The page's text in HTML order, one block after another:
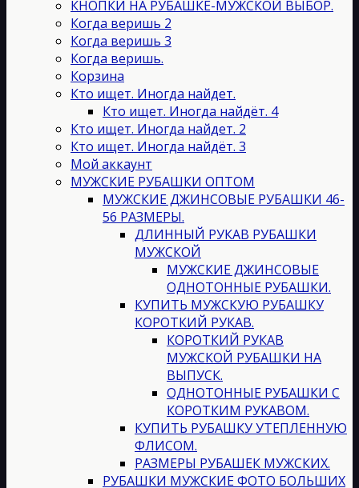
выбрать
КНОПКИ НА РУБАШКЕ-МУЖСКОЙ ВЫБОР.
Когда веришь 2
Когда веришь 3
Когда веришь.
Корзина
Кто ищет. Иногда найдет.
Кто ищет. Иногда найдёт. 4
Кто ищет. Иногда найдет. 2
Кто ищет. Иногда найдёт. 3
Мой аккаунт
МУЖСКИЕ РУБАШКИ ОПТОМ
МУЖСКИЕ ДЖИНСОВЫЕ РУБАШКИ 46-
56 РАЗМЕРЫ.
ДЛИННЫЙ РУКАВ РУБАШКИ
МУЖСКОЙ
МУЖСКИЕ ДЖИНСОВЫЕ
ОДНОТОННЫЕ РУБАШКИ.
КУПИТЬ МУЖСКУЮ РУБАШКУ
КОРОТКИЙ РУКАВ.
КОРОТКИЙ РУКАВ
МУЖСКОЙ РУБАШКИ НА
ВЫПУСК.
ОДНОТОННЫЕ РУБАШКИ С
КОРОТКИМ РУКАВОМ.
КУПИТЬ РУБАШКУ УТЕПЛЕННУЮ
ФЛИСОМ.
РАЗМЕРЫ РУБАШЕК МУЖСКИХ.
РУБАШКИ МУЖСКИЕ ФОТО БОЛЬШИХ